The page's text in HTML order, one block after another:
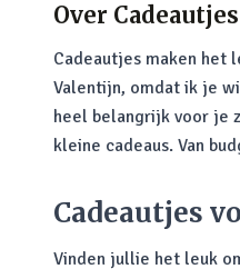
Over Cadeautjes
Cadeautjes maken het
Valentijn, omdat ik je
heel belangrijk voor je
kleine cadeaus. Van
Cadeautjes
Vinden jullie het leuk